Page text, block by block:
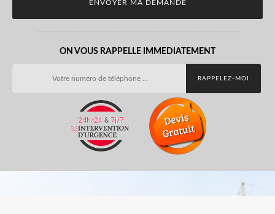
ON VOUS RAPPELLE IMMEDIATEMENT